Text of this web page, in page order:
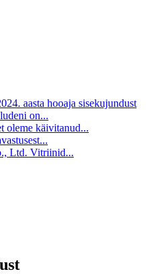
aasta hooaja sisekujundust
on...
oleme käivitanud...
Ltd. Vitriinid...